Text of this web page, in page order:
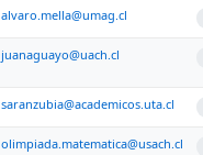
alvaro.mella@umag.cl
juanaguayo@uach.cl
saranzubia@academicos.uta.cl
olimpiada.matematica@usach.cl